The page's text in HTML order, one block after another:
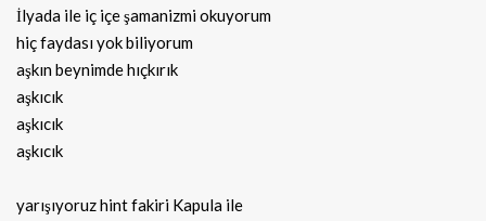
İlyada ile iç içe şamanizmi okuyorum
hiç faydası yok biliyorum
aşkın beynimde hıçkırık
aşkıcık
aşkıcık
aşkıcık
yarışıyoruz hint fakiri Kapula ile